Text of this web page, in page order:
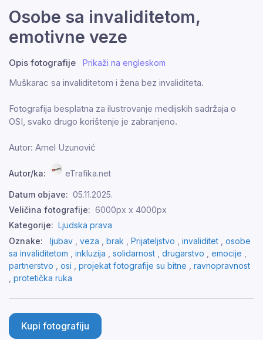
Osobe sa invaliditetom,
emotivne veze
Opis fotografije Prikaži na engleskom
Muškarac sa invaliditetom i žena bez invaliditeta.
Fotografija besplatna za ilustrovanje medijskih sadržaja o
OSI, svako drugo korištenje je zabranjeno.
Autor: Amel Uzunović
Autor/ka: eTrafika.net
Datum objave: 05.11.2025.
Veličina fotografije: 6000px x 4000px
Kategorije: Ljudska prava
Oznake:
ljubav veza brak Prijateljstvo invaliditet
osobe
sa invaliditetom
inkluzija solidarnost drugarstvo emocije
partnerstvo
osi projekat fotografije su bitne
ravnopravnost
protetička ruka
Kupi fotografiju